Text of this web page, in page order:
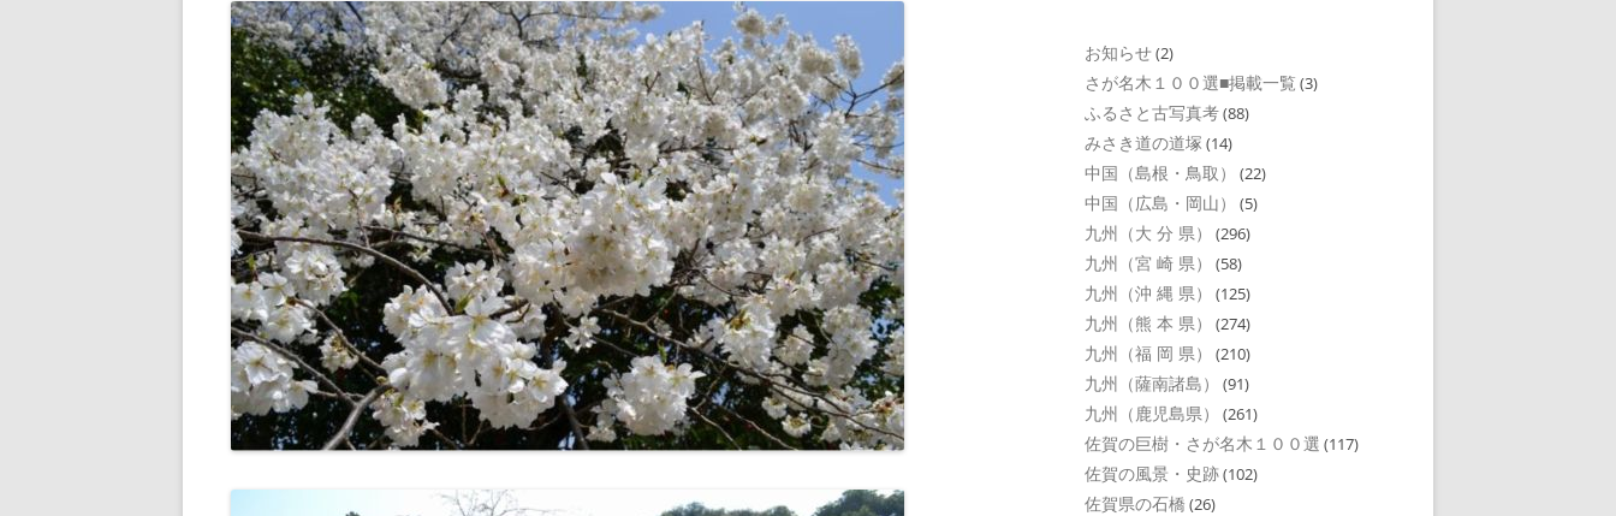
お知らせ(2)
さが名木１００選■掲載一覧 (3)
ふるさと古写真考(88)
みさき道の道塚 (14)
中国（島根・鳥取） (22)
中国（広島・岡山） (5)
九州（大 分 県） (296)
九州（宮 崎 県） (58)
九州（沖 縄 県） (125)
九州（熊 本 県） (274)
九州（福 岡 県） (210)
九州（薩南諸島） (91)
九州（鹿児島県） (261)
佐賀の巨樹・さが名木１００選 (117)
佐賀の風景・史跡(102)
佐賀県の石橋 (26)